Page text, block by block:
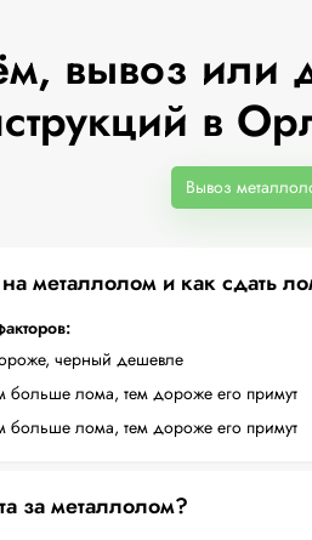
вывоз или
в
Вывоз
металлолом и как сдать
черный дешевле
больше лома, тем дороже его примут
больше лома, тем дороже его примут
за металлолом?